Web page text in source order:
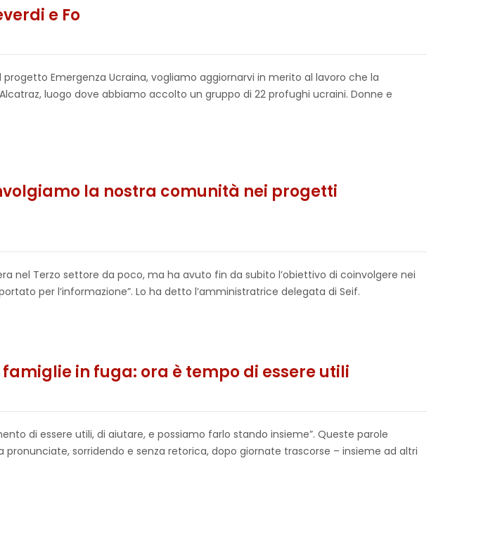
e Fo
Emergenza Ucraina, vogliamo aggiornarvi in merito al lavoro che la
luogo dove abbiamo accolto un gruppo di 22 profughi ucraini. Donne e
la nostra comunità nei progetti
nel Terzo settore da poco, ma ha avuto fin da subito l’obiettivo di coinvolgere nei
per l’informazione”. Lo ha detto l’amministratrice delegata di Seif.
in fuga: ora è tempo di essere utili
di essere utili, di aiutare, e possiamo farlo stando insieme”. Queste parole
sorridendo e senza retorica, dopo giornate trascorse – insieme ad altri